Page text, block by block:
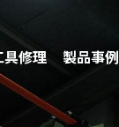
修理 製品事例